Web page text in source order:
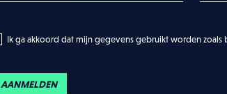
Ik ga akkoord dat mijn gegevens gebruikt worden zoals
AANMELDEN